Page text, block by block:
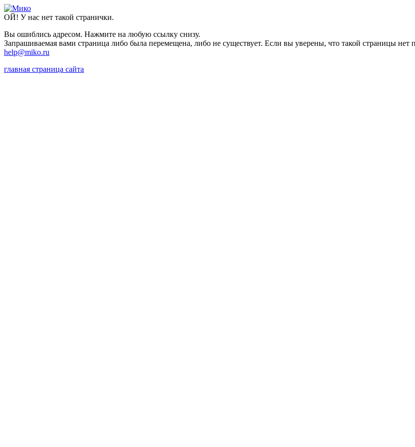
ОЙ! У нас нет такой странички.
Вы ошиблись адресом. Нажмите на любую ссылку снизу.
Запрашиваемая вами страница либо была перемещена, либо не существует. Если вы уверены, что такой страницы
help@miko.ru
главная страница сайта